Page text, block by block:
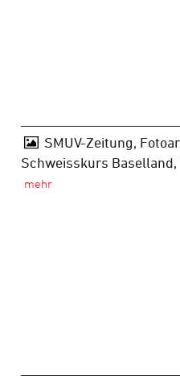
SMUV-Zeitung,
Schweisskurs Baselland,